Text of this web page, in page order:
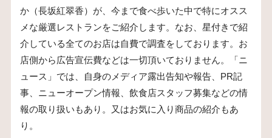
か（長坂紅翠香）が、今まで食べ歩いた中で特にオスス
メな厳選レストランをご紹介します。なお、星付きで紹
介している全てのお店は自費で調査をしております。お
店側から広告宣伝費などは一切頂いておりません。「ニ
ュース」では、自身のメディア露出告知や報告、PR記
事、ニューオープン情報、飲食店スタッフ募集などの情
報の取り扱いもあり。又はお気に入り商品の紹介もあ
り。